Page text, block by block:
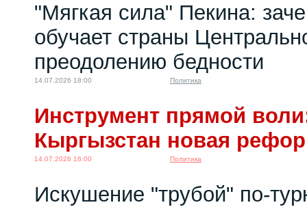
"Мягкая сила" Пекина:
обучает страны
преодолению бедности
14.07.2026 18:00 Политика
Инструмент прямой
Кыргызстан новая
14.07.2026 16:00 Политика
Искушение "трубой" по-